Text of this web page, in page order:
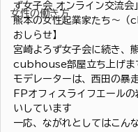
女性の働き方
ず女子会 オンライン交流会
熊本の女性起業家たち〜
おしらせ】
宮崎よろず女子会に続き、
cubhouse部屋立ち上げま
モデレーターは、西田の暴
FPオフィスライフエール
いしています
一応、ながれとしてはこん